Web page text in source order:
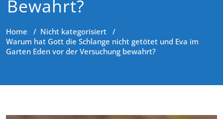
Bewahrt?
Home / Nicht kategorisiert /
Warum hat Gott die Schlange nicht getötet und Eva im
Garten Eden vor der Versuchung bewahrt?